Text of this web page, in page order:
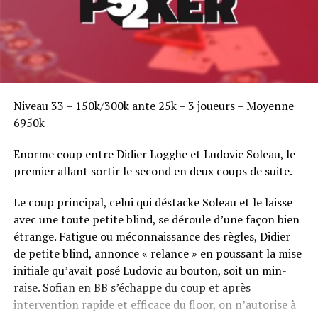
Niveau 33 – 150k/300k ante 25k – 3 joueurs – Moyenne
6950k
Enorme coup entre Didier Logghe et Ludovic Soleau, le
premier allant sortir le second en deux coups de suite.
Le coup principal, celui qui déstacke Soleau et le laisse
avec une toute petite blind, se déroule d’une façon bien
étrange. Fatigue ou méconnaissance des règles, Didier
de petite blind, annonce « relance » en poussant la mise
initiale qu’avait posé Ludovic au bouton, soit un min-
raise. Sofian en BB s’échappe du coup et après
intervention rapide et efficace du floor, on n’autorise à